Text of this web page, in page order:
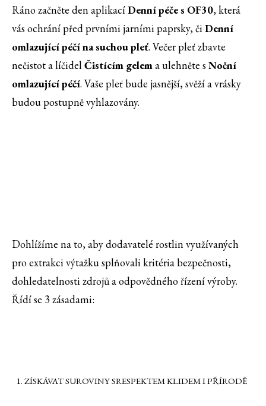
Ráno začněte den aplikacíDenní péče s OF30, která
vás ochrání před prvními jarními paprsky, čiDenní
omlazující péčí na suchou pleť. Večer pleť zbavte
nečistot a líčidelČistícím gelema ulehněte s Noční
omlazující péčí. Vaše pleť bude jasnější, svěží a vrásky
budou postupně vyhlazovány.
Dohlížíme na to, aby dodavatelé rostlin využívaných
pro extrakci výtažku splňovali kritéria bezpečnosti,
dohledatelnosti zdrojů a odpovědného řízení výroby.
Řídí se 3 zásadami:
ZÍSKÁVAT SUROVINY SRESPEKTEM KLIDEM I PŘÍRODĚ